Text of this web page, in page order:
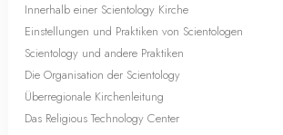
Innerhalb einer Scientology Kirche
Einstellungen und Praktiken von Scientologen
Scientology und andere Praktiken
Die Organisation der Scientology
Überregionale Kirchenleitung
Das Religious Technology Center